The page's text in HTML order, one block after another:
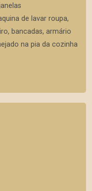
de lavar roupa,
bancadas, armário
na pia da cozinha